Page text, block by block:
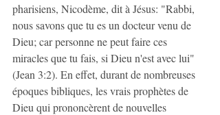
pharisiens, Nicodème, dit à Jésus: "Rabbi,
nous savons que tu es un docteur venu de
Dieu; car personne ne peut faire ces
miracles que tu fais, si Dieu n'est avec lui"
(Jean 3:2). En effet, durant de nombreuses
époques bibliques, les vrais prophètes de
Dieu qui prononcèrent de nouvelles